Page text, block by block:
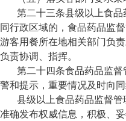
第二十三条县级以上食
同行政区域的，食品药品监
游客用餐所在地相关部门负
负责协调、指挥。
第二十四条食品药品监
警和提示，重要情况及时向
县级以上食品药品监督
准确发布权威信息，积极、妥